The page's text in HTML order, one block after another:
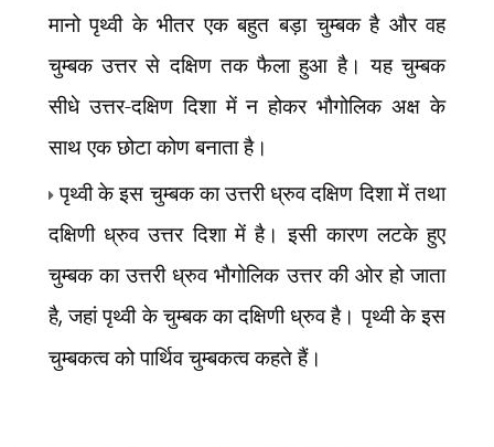
मानो पृथ्वी के भीतर एक बहुत बड़ा चुम्बक है और वह
चुम्बक उत्तर से दक्षिण तक फैला हुआ है। यह चुम्बक
सीधे उत्तर-दक्षिण दिशा में न होकर भौगोलिक अक्ष के
साथ एक छोटा कोण बनाता है।
पृथ्वी के इस चुम्बक का उत्तरी ध्रुव दक्षिण दिशा में तथा
दक्षिणी ध्रुव उत्तर दिशा में है। इसी कारण लटके हुए
चुम्बक का उत्तरी ध्रुव भौगोलिक उत्तर की ओर हो जाता
है,जहां पृथ्वी के चुम्बक का दक्षिणी ध्रुव है। पृथ्वी के इस
चुम्बकत्व को पार्थिव चुम्बकत्व कहते हैं।